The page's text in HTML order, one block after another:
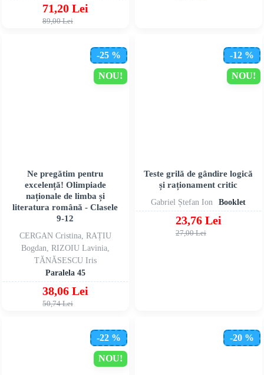
71,20 Lei
89,00 Lei
NOU!
-25 %
CERGAN Cristina, RAȚIU
Bogdan, RIZOIU Lavinia,
TĂNĂSESCU Iris
Paralela 45
Ne pregătim pentru
excelență! Olimpiade
naționale de limba și
literatura română - Clasele
9-12
38,06 Lei
50,74 Lei
NOU!
-12 %
Gabriel Ștefan Ion Booklet
Teste grilă de gândire logică
și raționament critic
23,76 Lei
27,00 Lei
NOU!
-22 % -20 %